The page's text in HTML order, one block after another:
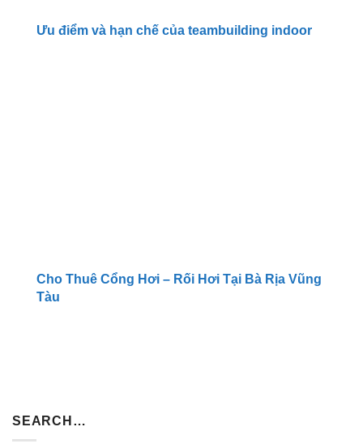
Ưu điểm và hạn chế của teambuilding indoor
Cho Thuê Cổng Hơi – Rối Hơi Tại Bà Rịa Vũng
Tàu
SEARCH…